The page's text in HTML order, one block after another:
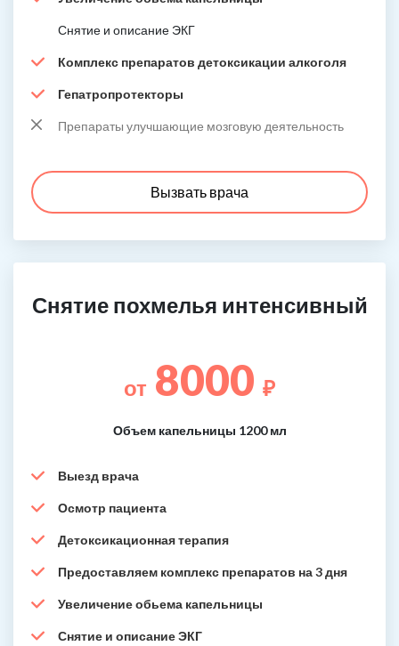
Снятие и описание ЭКГ
Комплекс препаратов детоксикации алкоголя
Гепатропротекторы
Препараты улучшающие мозговую деятельность
Вызвать врача
Снятие похмелья интенсивный
от 8000 ₽
Объем капельницы 1200 мл
Выезд врача
Осмотр пациента
Детоксикационная терапия
Предоставляем комплекс препаратов на 3 дня
Увеличение обьема капельницы
Снятие и описание ЭКГ